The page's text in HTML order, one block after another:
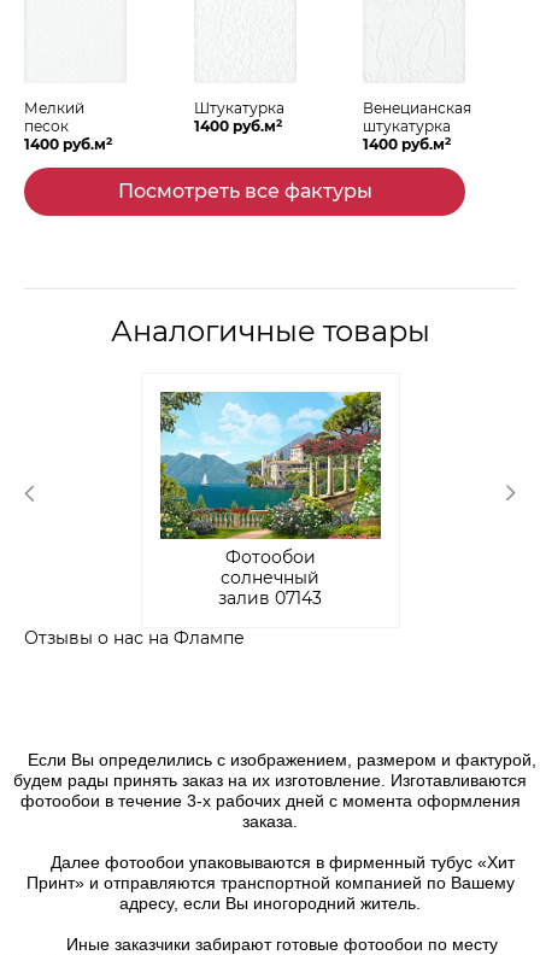
Мелкий
песок
1400 руб.м2
Штукатурка
1400 руб.м2
Венецианская
штукатурка
1400 руб.м2
Посмотреть все фактуры
Аналогичные товары
Фотообои
солнечный
залив 07143
Отзывы о нас на Флампе
Если Вы определились с изображением, размером и фактурой,
будем рады принять заказ на их изготовление. Изготавливаются
фотообои в течение 3-х рабочих дней с момента оформления
заказа.
Далее фотообои упаковываются в фирменный тубус «Хит
Принт» и отправляются транспортной компанией по Вашему
адресу, если Вы иногородний житель.
Иные заказчики забирают готовые фотообои по месту